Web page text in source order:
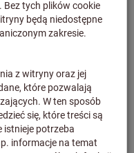
plus podatek VAT w
obowiązującej wysokości